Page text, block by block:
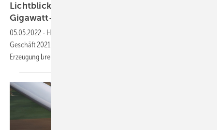
Lichtblick plant schnellen Ausbau eigener
Gigawatt-Ökostromkapazität
05.05.2022 - Hamburger Ökostromversorger bilanziert stabiles
Geschäft 2021 und will sich mit starken Investitionen auch in eigene
Erzeugung breiter